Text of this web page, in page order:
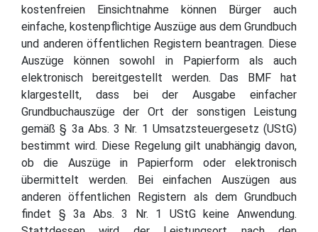
kostenfreien Einsichtnahme können Bürger auch
einfache, kostenpflichtige Auszüge aus dem Grundbuch
und anderen öffentlichen Registern beantragen. Diese
Auszüge können sowohl in Papierform als auch
elektronisch bereitgestellt werden. Das BMF hat
klargestellt, dass bei der Ausgabe einfacher
Grundbuchauszüge der Ort der sonstigen Leistung
gemäß § 3a Abs. 3 Nr. 1 Umsatzsteuergesetz (UStG)
bestimmt wird. Diese Regelung gilt unabhängig davon,
ob die Auszüge in Papierform oder elektronisch
übermittelt werden. Bei einfachen Auszügen aus
anderen öffentlichen Registern als dem Grundbuch
findet § 3a Abs. 3 Nr. 1 UStG keine Anwendung.